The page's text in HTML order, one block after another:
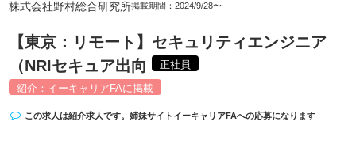
株式会社野村総合研究所掲載期間：2024/9/28〜
【東京：リモート】セキュリティエンジニア
（NRIセキュア出向
正社員
紹介：イーキャリアFAに掲載
この求人は紹介求人です。姉妹サイト イーキャリアFAへの応募になります